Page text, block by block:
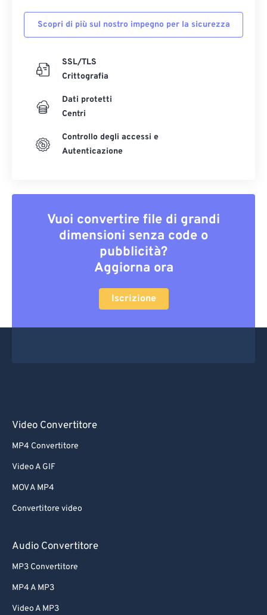
Scopri di più sul nostro impegno per la sicurezza
SSL/TLS
Crittografia
Dati protetti
Centri
Controllo degli accessi e
Autenticazione
Vuoi convertire file di grandi
dimensioni senza code o
pubblicità?
Aggiorna ora
Iscrizione
Video Convertitore
MP4 Convertitore
Video A GIF
MOV A MP4
Convertitore video
Audio Convertitore
MP3 Convertitore
MP4 A MP3
Video A MP3